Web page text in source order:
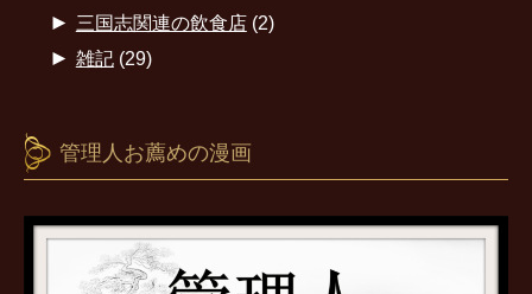
► 三国志関連の飲食店(2)
► 雑記(29)
管理人お薦めの漫画